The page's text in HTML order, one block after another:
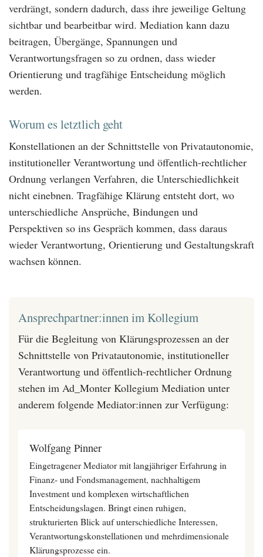
verdrängt, sondern dadurch, dass ihre jeweilige Geltung
sichtbar und bearbeitbar wird. Mediation kann dazu
beitragen, Übergänge, Spannungen und
Verantwortungsfragen so zu ordnen, dass wieder
Orientierung und tragfähige Entscheidung möglich
werden.
Worum es letztlich geht
Konstellationen an der Schnittstelle von Privatautonomie,
institutioneller Verantwortung und öffentlich-rechtlicher
Ordnung verlangen Verfahren, die Unterschiedlichkeit
nicht einebnen. Tragfähige Klärung entsteht dort, wo
unterschiedliche Ansprüche, Bindungen und
Perspektiven so ins Gespräch kommen, dass daraus
wieder Verantwortung, Orientierung und Gestaltungskraft
wachsen können.
Ansprechpartner:innen im Kollegium
Für die Begleitung von Klärungsprozessen an der
Schnittstelle von Privatautonomie, institutioneller
Verantwortung und öffentlich-rechtlicher Ordnung
stehen im Ad_Monter Kollegium Mediation unter
anderem folgende Mediator:innen zur Verfügung:
Wolfgang Pinner
Eingetragener Mediator mit langjähriger Erfahrung in
Finanz- und Fondsmanagement, nachhaltigem
Investment und komplexen wirtschaftlichen
Entscheidungslagen. Bringt einen ruhigen,
strukturierten Blick auf unterschiedliche Interessen,
Verantwortungskonstellationen und mehrdimensionale
Klärungsprozesse ein.